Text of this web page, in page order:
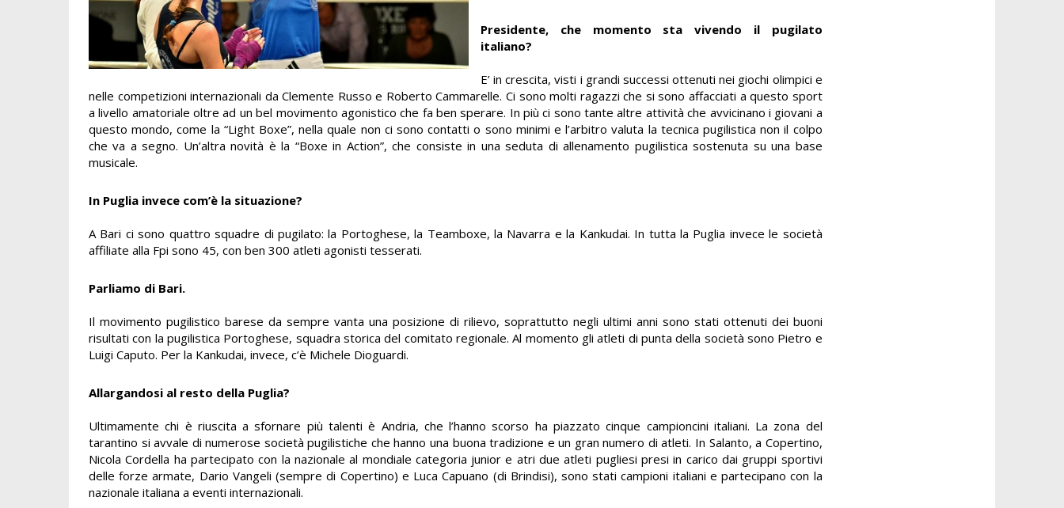
Presidente, che momento sta vivendo il pugilato
italiano?
E’ in crescita, visti i grandi successi ottenuti nei giochi olimpici e
nelle competizioni internazionali da Clemente Russo e Roberto Cammarelle. Ci sono molti ragazzi che si sono affacciati a questo sport
a livello amatoriale oltre ad un bel movimento agonistico che fa ben sperare. In più ci sono tante altre attività che avvicinano i giovani a
questo mondo, come la “Light Boxe”, nella quale non ci sono contatti o sono minimi e l’arbitro valuta la tecnica pugilistica non il colpo
che va a segno. Un’altra novità è la “Boxe in Action”, che consiste in una seduta di allenamento pugilistica sostenuta su una base
musicale.
In Puglia invece com’è la situazione?
A Bari ci sono quattro squadre di pugilato: la Portoghese, la Teamboxe, la Navarra e la Kankudai. In tutta la Puglia invece le società
affiliate alla Fpi sono 45, con ben 300 atleti agonisti tesserati.
Parliamo di Bari.
Il movimento pugilistico barese da sempre vanta una posizione di rilievo, soprattutto negli ultimi anni sono stati ottenuti dei buoni
risultati con la pugilistica Portoghese, squadra storica del comitato regionale. Al momento gli atleti di punta della società sono Pietro e
Luigi Caputo. Per la Kankudai, invece, c’è Michele Dioguardi.
Allargandosi al resto della Puglia?
Ultimamente chi è riuscita a sfornare più talenti è Andria, che l’hanno scorso ha piazzato cinque campioncini italiani. La zona del
tarantino si avvale di numerose società pugilistiche che hanno una buona tradizione e un gran numero di atleti. In Salanto, a Copertino,
Nicola Cordella ha partecipato con la nazionale al mondiale categoria junior e atri due atleti pugliesi presi in carico dai gruppi sportivi
delle forze armate, Dario Vangeli (sempre di Copertino) e Luca Capuano (di Brindisi), sono stati campioni italiani e partecipano con la
nazionale italiana a eventi internazionali.